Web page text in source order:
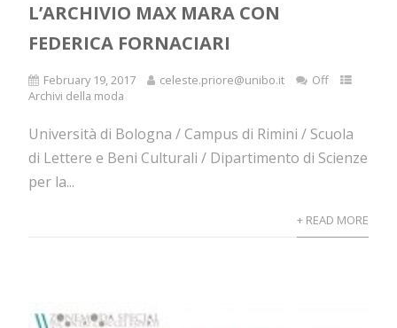
L’ARCHIVIO MAX MARA CON
FEDERICA FORNACIARI
February 19, 2017 celeste.priore@unibo.it
Off
Archivi della moda
Università di Bologna / Campus di Rimini / Scuola
di Lettere e Beni Culturali / Dipartimento di Scienze
per la...
+ READ MORE